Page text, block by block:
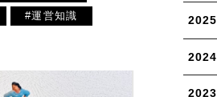
#運営知識 2025
2024
2023